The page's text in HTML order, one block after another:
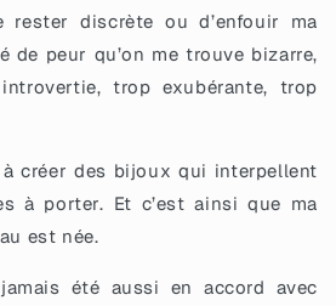
rester discrète ou d’enfouir ma
de peur qu’on me trouve bizarre,
trop exubérante, trop
à créer des bijoux qui interpellent
à porter. Et c’est ainsi que ma
est née.
été aussi en accord avec